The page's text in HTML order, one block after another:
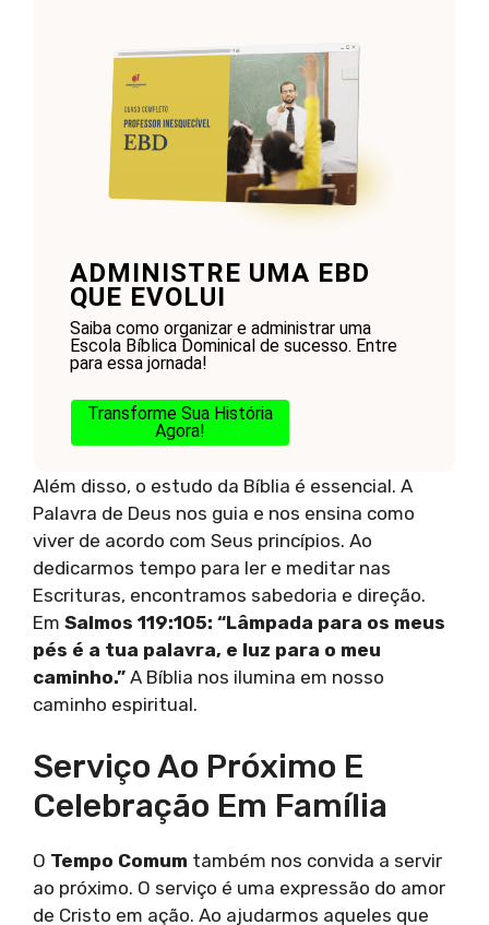
ADMINISTRE UMA EBD
QUE EVOLUI
Saiba como organizar e administrar uma
Escola Bíblica Dominical de sucesso. Entre
para essa jornada!
Transforme Sua História
Agora!
Além disso, o estudo da Bíblia é essencial. A
Palavra de Deus nos guia e nos ensina como
viver de acordo com Seus princípios. Ao
dedicarmos tempo para ler e meditar nas
Escrituras, encontramos sabedoria e direção.
Em Salmos 119:105: “Lâmpada para os meus
pés é a tua palavra, e luz para o meu
caminho.” A Bíblia nos ilumina em nosso
caminho espiritual.
Serviço Ao Próximo E
Celebração Em Família
O Tempo Comum também nos convida a servir
ao próximo. O serviço é uma expressão do amor
de Cristo em ação. Ao ajudarmos aqueles que